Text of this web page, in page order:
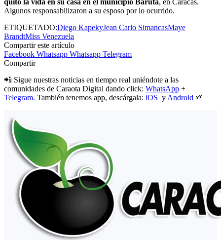
Algunos responsabilizaron a su esposo por lo ocurrido.
ETIQUETADO:Diego KapekyJean Carlo SimancasMaye
BrandtMiss Venezuela
Compartir este artículo
Facebook Whatsapp Whatsapp Telegram
Compartir
📲 Sigue nuestras noticias en tiempo real uniéndote a las
comunidades de Caraota Digital dando click: WhatsApp +
Telegram. También tenemos app, descárgala: iOS y Android 🌱